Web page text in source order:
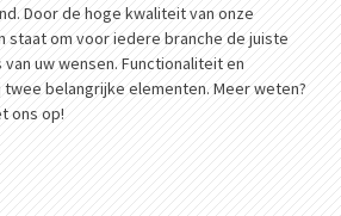
Door de hoge kwaliteit van onze
staat om voor iedere branche de juiste
uw wensen. Functionaliteit en
belangrijke elementen. Meer weten?
ons op!